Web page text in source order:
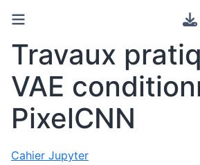
Travaux
VAE
PixelCNN
Cahier Jupyter